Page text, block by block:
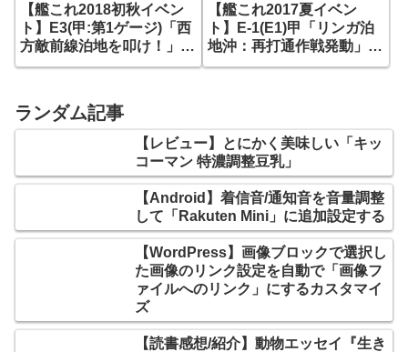
【艦これ2018初秋イベン
ト】E3(甲:第1ゲージ)「西
方敵前線泊地を叩け！」で
「港湾夏姫」を攻略！
【艦これ2017夏イベン
ト】E-1(E1)甲「リンガ泊
地沖：再打通作戦発動」
先制対潜編成で「潜水新棲
ランダム記事
【レビュー】とにかく美味しい「キッ
コーマン 特濃調整豆乳」
【Android】着信音/通知音を音量調整
して「Rakuten Mini」に追加設定する
【WordPress】画像ブロックで選択し
た画像のリンク設定を自動で「画像フ
ァイルへのリンク」にするカスタマイ
ズ
【読書感想/紹介】動物エッセイ『生き